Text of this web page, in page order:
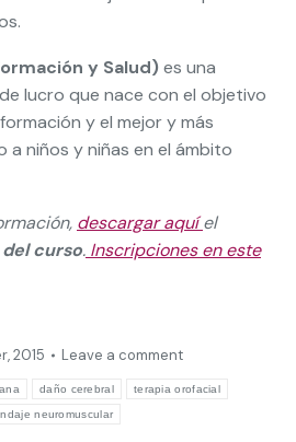
y Salud)es una
lucro que nace con el objetivo
y el mejor y más
niños y niñas en el ámbito
descargar aquíel
curso. Inscripciones en este
2015
Leave a comment
daño cerebral terapia orofacial
neuromuscular